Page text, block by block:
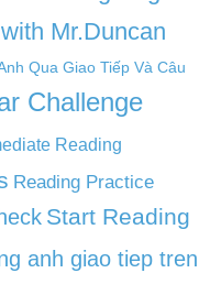
Mr.Duncan
Qua Giao Tiếp Và Câu
Challenge
Reading
Reading Practice
Start Reading
anh giao tiep tren